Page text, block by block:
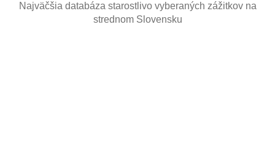
Najväčšia databáza starostlivo vyberaných zážitkov na
strednom Slovensku